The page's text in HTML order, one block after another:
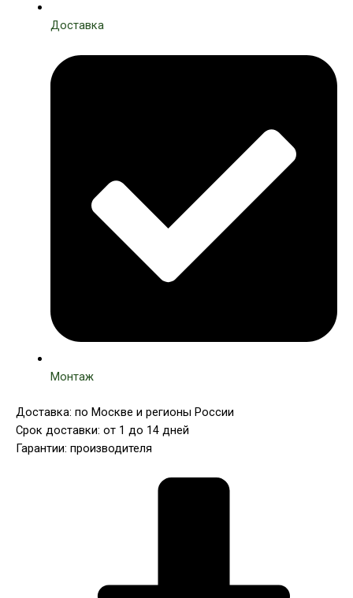
Доставка
Монтаж
Доставка: по Москве и регионы России
Срок доставки: от 1 до 14 дней
Гарантии: производителя